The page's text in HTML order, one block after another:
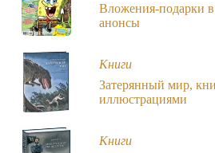
Вложения-подарки
анонсы
Книги
Затерянный мир,
иллюстрациями
Книги